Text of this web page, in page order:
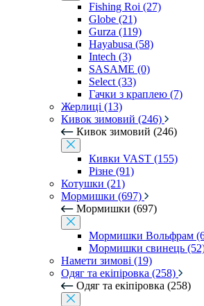
Fishing Roi (27)
Globe (21)
Gurza (119)
Hayabusa (58)
Intech (3)
SASAME (0)
Select (33)
Гачки з краплею (7)
Жерлиці (13)
Кивок зимовий (246)
Кивок зимовий (246)
Кивки VAST (155)
Різне (91)
Котушки (21)
Мормишки (697)
Мормишки (697)
Мормишки Вольфрам
Мормишки свинець
Намети зимові (19)
Одяг та екіпіровка (258)
Одяг та екіпіровка (258)